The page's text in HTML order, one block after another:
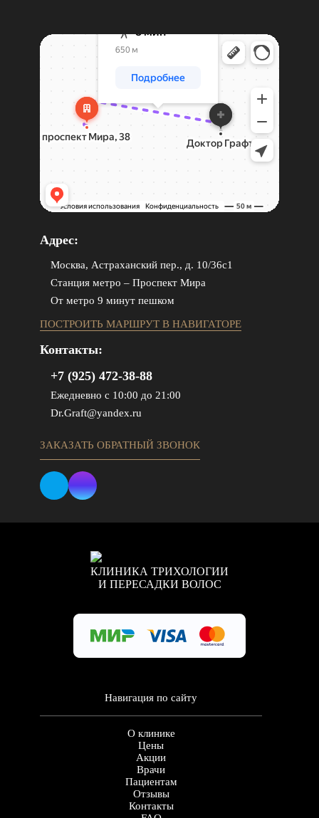
Адрес:
Москва, Астраханский пер., д. 10/36с1
Станция метро – Проспект Мира
От метро 9 минут пешком
ПОСТРОИТЬ МАРШРУТ В НАВИГАТОРЕ
Контакты:
+7 (925) 472-38-88
Ежедневно с 10:00 до 21:00
Dr.Graft@yandex.ru
ЗАКАЗАТЬ ОБРАТНЫЙ ЗВОНОК
КЛИНИКА ТРИХОЛОГИИ
И ПЕРЕСАДКИ ВОЛОС
Навигация по сайту
О клинике
Цены
Акции
Врачи
Пациентам
Отзывы
Контакты